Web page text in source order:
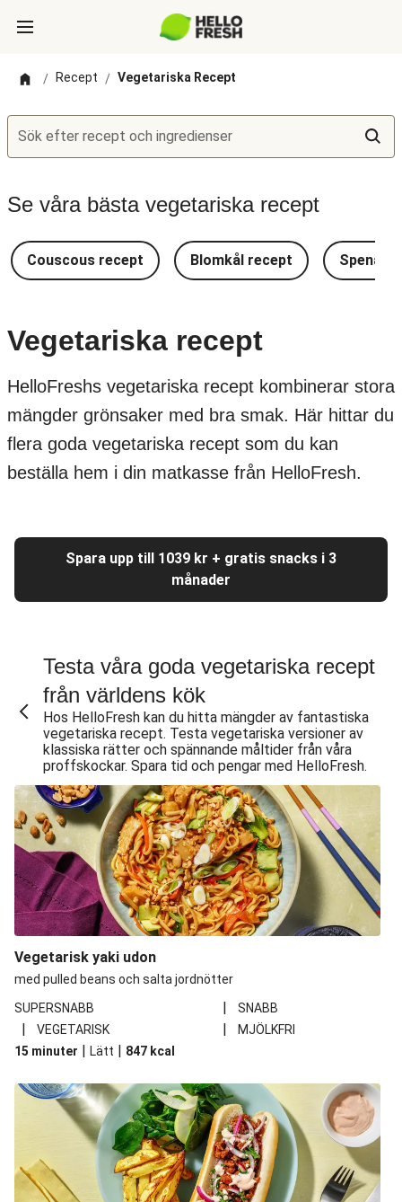
/ Recept / Vegetariska Recept
Sök efter recept och ingredienser
Se våra bästa vegetariska recept
Couscous recept Blomkål recept Spenat
Vegetariska recept
HelloFreshs vegetariska recept kombinerar stora
mängder grönsaker med bra smak. Här hittar du
flera goda vegetariska recept som du kan
beställa hem i din matkasse från HelloFresh.
Spara upp till 1039 kr + gratis snacks i 3
månader
Testa våra goda vegetariska recept
från världens kök
Hos HelloFresh kan du hitta mängder av fantastiska
vegetariska recept. Testa vegetariska versioner av
klassiska rätter och spännande måltider från våra
proffskockar. Spara tid och pengar med HelloFresh.
Vegetarisk yaki udon
med pulled beans och salta jordnötter
SUPERSNABB
| SNABB
| VEGETARISK |
MJÖLKFRI
15 minuter | Lätt | 847 kcal